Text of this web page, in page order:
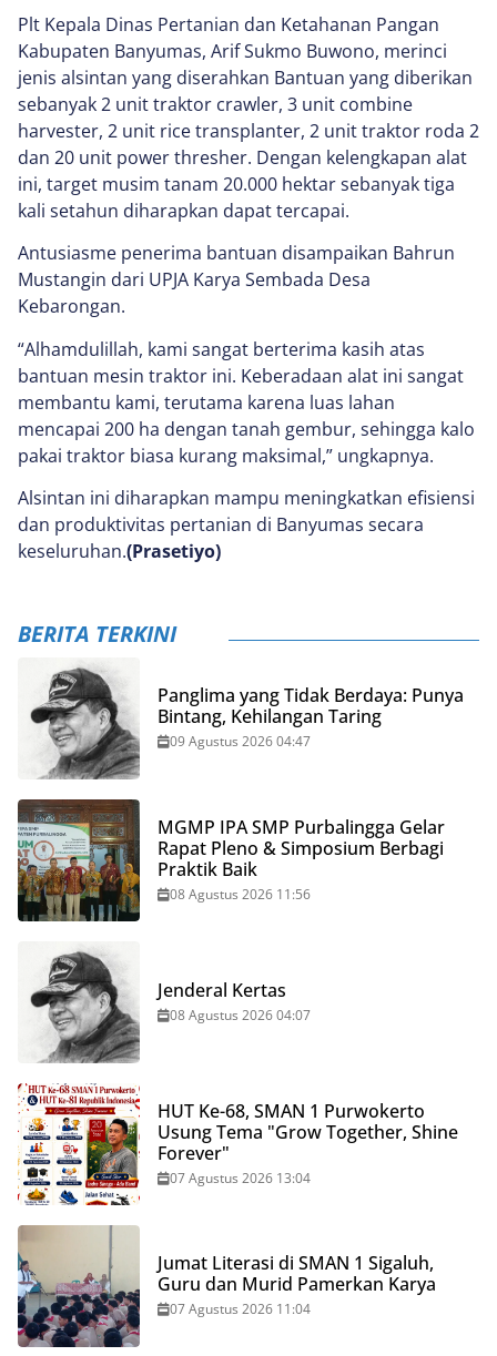
Plt Kepala Dinas Pertanian dan Ketahanan Pangan
Kabupaten Banyumas, Arif Sukmo Buwono, merinci
jenis alsintan yang diserahkan Bantuan yang diberikan
sebanyak 2 unit traktor crawler, 3 unit combine
harvester, 2 unit rice transplanter, 2 unit traktor roda 2
dan 20 unit power thresher. Dengan kelengkapan alat
ini, target musim tanam 20.000 hektar sebanyak tiga
kali setahun diharapkan dapat tercapai.
Antusiasme penerima bantuan disampaikan Bahrun
Mustangin dari UPJA Karya Sembada Desa
Kebarongan.
“Alhamdulillah, kami sangat berterima kasih atas
bantuan mesin traktor ini. Keberadaan alat ini sangat
membantu kami, terutama karena luas lahan
mencapai 200 ha dengan tanah gembur, sehingga kalo
pakai traktor biasa kurang maksimal,” ungkapnya.
Alsintan ini diharapkan mampu meningkatkan efisiensi
dan produktivitas pertanian di Banyumas secara
keseluruhan.(Prasetiyo)
BERITA TERKINI
Panglima yang Tidak Berdaya: Punya
Bintang, Kehilangan Taring
09 Agustus 2026 04:47
MGMP IPA SMP Purbalingga Gelar
Rapat Pleno & Simposium Berbagi
Praktik Baik
08 Agustus 2026 11:56
Jenderal Kertas
08 Agustus 2026 04:07
HUT Ke-68, SMAN 1 Purwokerto
Usung Tema "Grow Together, Shine
Forever"
07 Agustus 2026 13:04
Jumat Literasi di SMAN 1 Sigaluh,
Guru dan Murid Pamerkan Karya
07 Agustus 2026 11:04